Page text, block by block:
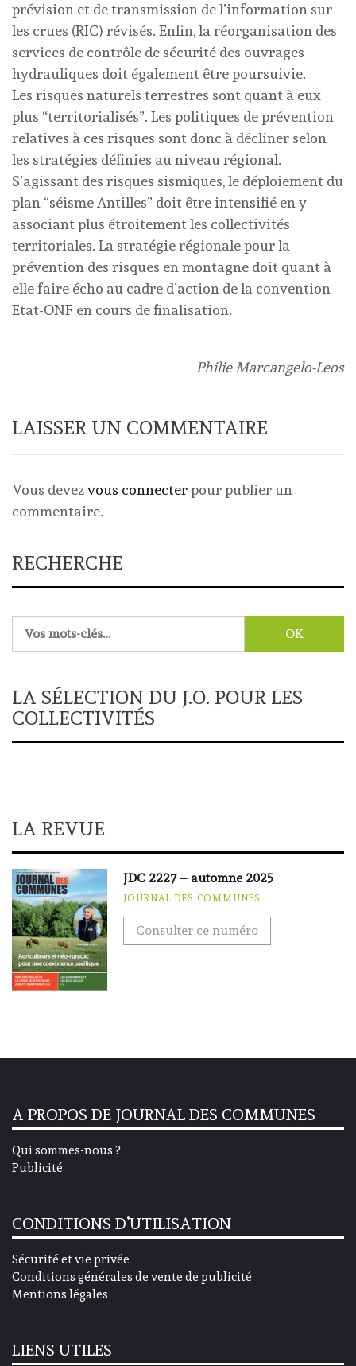
prévision et de transmission de l’information sur
les crues (RIC) révisés. Enfin, la réorganisation des
services de contrôle de sécurité des ouvrages
hydrauliques doit également être poursuivie.
Les risques naturels terrestres sont quant à eux
plus “territorialisés”. Les politiques de prévention
relatives à ces risques sont donc à décliner selon
les stratégies définies au niveau régional.
S’agissant des risques sismiques, le déploiement du
plan “séisme Antilles” doit être intensifié en y
associant plus étroitement les collectivités
territoriales. La stratégie régionale pour la
prévention des risques en montagne doit quant à
elle faire écho au cadre d’action de la convention
Etat-ONF en cours de finalisation.
Philie Marcangelo-Leos
LAISSER UN COMMENTAIRE
Vous devezvous connecterpour publier un
commentaire.
RECHERCHE
LA SÉLECTION DU J.O. POUR LES
COLLECTIVITÉS
LA REVUE
JDC 2227 – automne 2025
JOURNAL DES COMMUNES
Consulter ce numéro
A PROPOS DE JOURNAL DES COMMUNES
Qui sommes-nous ?
Publicité
CONDITIONS D’UTILISATION
Sécurité et vie privée
Conditions générales de vente de publicité
Mentions légales
LIENS UTILES